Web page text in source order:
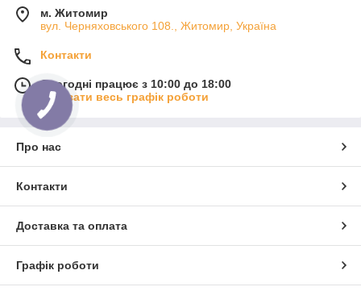
м. Житомир
вул. Черняховського 108., Житомир, Україна
Контакти
Сьогодні працює з 10:00 до 18:00
Показати весь графік роботи
Про нас
Контакти
Доставка та оплата
Графік роботи